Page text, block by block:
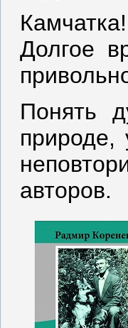
Долгое
Понять
природе,
авторов.